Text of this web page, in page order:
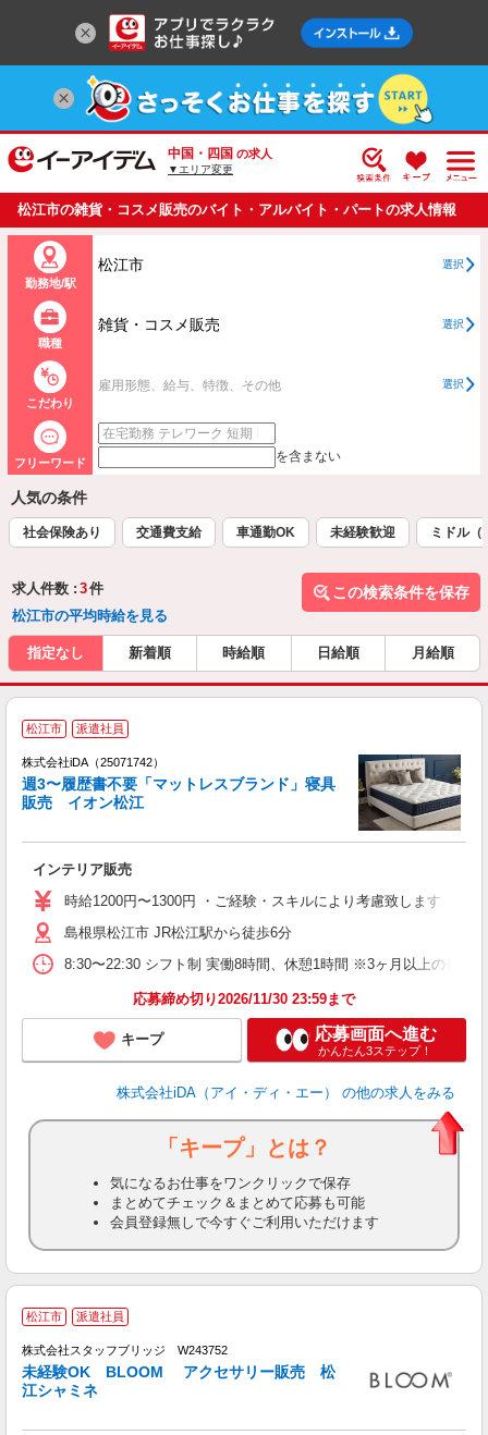
中国・四国 の求人
▼エリア変更
松江市の雑貨・コスメ販売のバイト・アルバイト・パートの求人情報
一覧
勤務地/駅
松江市 選択
職種
雑貨・コスメ販売 選択
こだわり
雇用形態、給与、特徴、その他 選択
フリーワード を含まない
人気の条件
社会保険あり 交通費支給 車通勤OK 未経験歓迎 ミドル
求人件数 : 3件
松江市の平均時給を見る
この検索条件を保存
指定なし 新着順 時給順 日給順 月給順
松江市 派遣社員
株式会社iDA（25071742）
週3〜履歴書不要「マットレスブランド」寝具
販売 イオン松江
インテリア販売
時給1200円〜1300円 ・ご経験・スキルにより考慮致します ・
島根県松江市 JR松江駅から徒歩6分
8:30〜22:30 シフト制 実働8時間、休憩1時間 ※3ヶ月以上の長
応募締め切り2026/11/30 23:59まで
キープ 応募画面へ進む
かんたん3ステップ！
株式会社iDA（アイ・ディ・エー） の他の求人をみる
「キープ」とは？
気になるお仕事をワンクリックで保存
まとめてチェック＆まとめて応募も可能
会員登録無しで今すぐご利用いただけます
松江市 派遣社員
株式会社スタッフブリッジ W243752
未経験OK BLOOM アクセサリー販売 松
江シャミネ